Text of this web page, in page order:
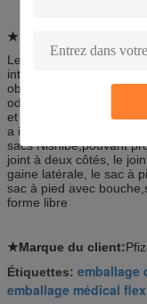
★ Caractéristique:
Le film stratifié et les
intégré des
obstruction des gaz, de
odeurs, une excellente
et performance
a introduit des
sacs Nishibe,pouvant
joint à deux côtés, le
gaine latérale, le sac à
sac à pied avec
forme libre
★Marque du client:
Étiquettes: emballage
emballage médical